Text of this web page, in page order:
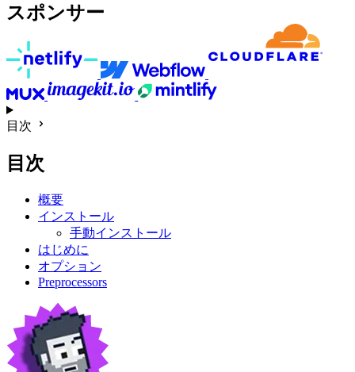
スポンサー
目次
目次
概要
インストール
手動インストール
はじめに
オプション
Preprocessors